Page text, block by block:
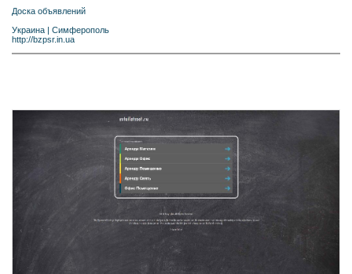
Доска объявлений
Украина
Симферополь
http://bzpsr.in.ua